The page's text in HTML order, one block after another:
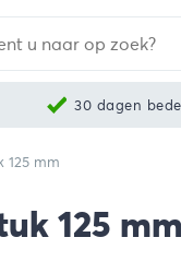
30 dagen
125 mm
125 mm